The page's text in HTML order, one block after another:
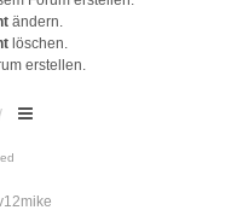
ändern.
löschen.
erstellen.